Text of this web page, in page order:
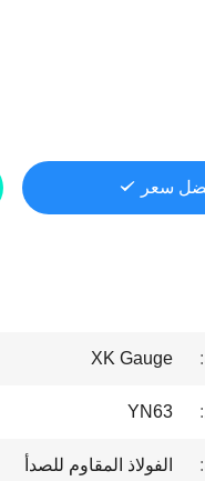
سعر
XK Gauge
YN63
الفولاذ المقاوم للصدأ